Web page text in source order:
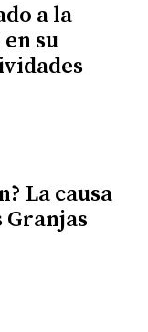
a la
su
La causa
Granjas